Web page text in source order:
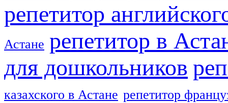
репетитор
Астане репетитор в
для дошкольников
казахского в Астане репетитор